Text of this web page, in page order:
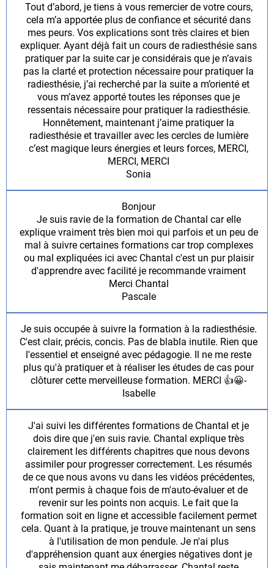
Tout d’abord, je tiens à vous remercier de votre cours,
cela m’a apportée plus de confiance et sécurité dans
mes peurs. Vos explications sont très claires et bien
expliquer. Ayant déjà fait un cours de radiesthésie sans
pratiquer par la suite car je considérais que je n’avais
pas la clarté et protection nécessaire pour pratiquer la
radiesthésie, j’ai recherché par la suite a m’orienté et
vous m’avez apporté toutes les réponses que je
ressentais nécessaire pour pratiquer la radiesthésie.
Honnêtement, maintenant j’aime pratiquer la
radiesthésie et travailler avec les cercles de lumière
c’est magique leurs énergies et leurs forces, MERCI,
MERCI, MERCI
Sonia
Bonjour
Je suis ravie de la formation de Chantal car elle
explique vraiment très bien moi qui parfois et un peu de
mal à suivre certaines formations car trop complexes
ou mal expliquées ici avec Chantal c'est un pur plaisir
d'apprendre avec facilité je recommande vraiment
Merci Chantal
Pascale
Je suis occupée à suivre la formation à la radiesthésie.
C'est clair, précis, concis. Pas de blabla inutile. Rien que
l'essentiel et enseigné avec pédagogie. Il ne me reste
plus qu'à pratiquer et à réaliser les études de cas pour
clôturer cette merveilleuse formation. MERCI 👍😀-
Isabelle
J'ai suivi les différentes formations de Chantal et je
dois dire que j'en suis ravie. Chantal explique très
clairement les différents chapitres que nous devons
assimiler pour progresser correctement. Les résumés
de ce que nous avons vu dans les vidéos précédentes,
m'ont permis à chaque fois de m'auto-évaluer et de
revenir sur les points non acquis. Le fait que la
formation soit en ligne et accessible facilement permet
cela. Quant à la pratique, je trouve maintenant un sens
à l'utilisation de mon pendule. Je n'ai plus
d'appréhension quant aux énergies négatives dont je